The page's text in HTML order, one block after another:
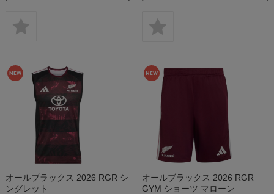
オールブラックス 2026 RGR シ
ングレット
オールブラックス 2026 RGR
GYM ショーツ マローン